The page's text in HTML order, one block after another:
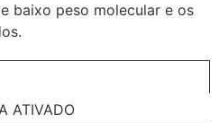
baixo peso molecular e os
ATIVADO